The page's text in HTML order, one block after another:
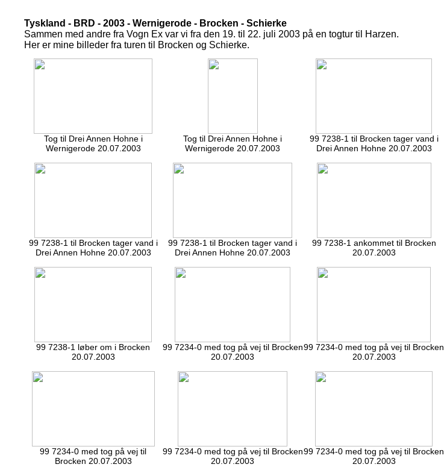
Tyskland - BRD - 2003 - Wernigerode - Brocken - Schierke
Sammen med andre fra Vogn Ex var vi fra den 19. til 22. juli 2003 på en togtur til Harzen.
Her er mine billeder fra turen til Brocken og Schierke.
Tog til Drei Annen Hohne i
Wernigerode 20.07.2003
Tog til Drei Annen Hohne i
Wernigerode 20.07.2003
99 7238-1 til Brocken tager vand i
Drei Annen Hohne 20.07.2003
99 7238-1 til Brocken tager vand i
Drei Annen Hohne 20.07.2003
99 7238-1 til Brocken tager vand i
Drei Annen Hohne 20.07.2003
99 7238-1 ankommet til Brocken
20.07.2003
99 7238-1 løber om i Brocken
20.07.2003
99 7234-0 med tog på vej til Brocken
20.07.2003
99 7234-0 med tog på vej til Brocken
20.07.2003
99 7234-0 med tog på vej til
Brocken 20.07.2003
99 7234-0 med tog på vej til Brocken
20.07.2003
99 7234-0 med tog på vej til Brocken
20.07.2003